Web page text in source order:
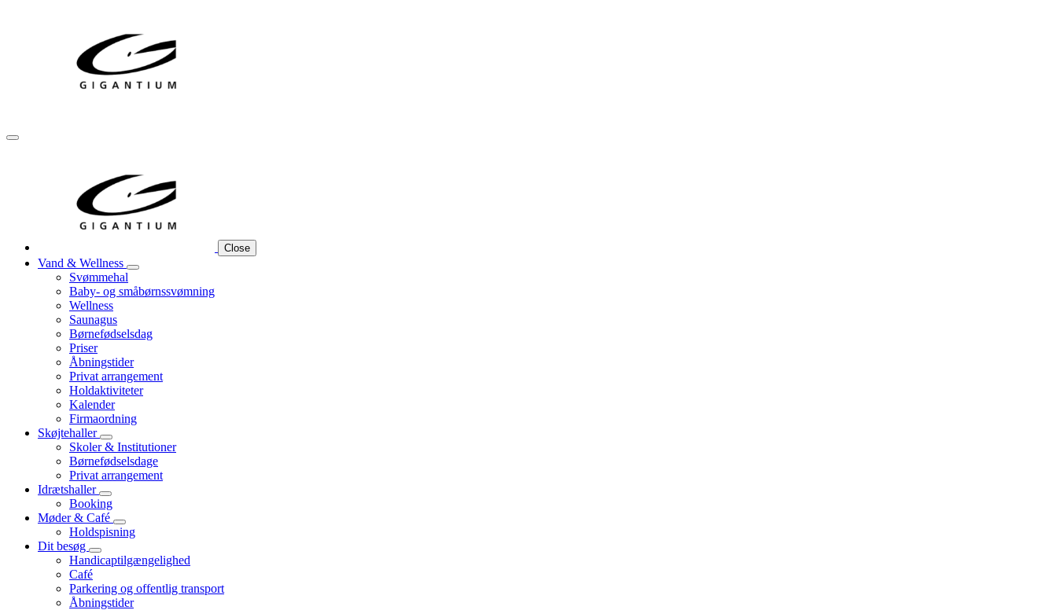
Close
Vand & Wellness
Svømmehal
Baby- og småbørnssvømning
Wellness
Saunagus
Børnefødselsdag
Priser
Åbningstider
Privat arrangement
Holdaktiviteter
Kalender
Firmaordning
Skøjtehaller
Skoler & Institutioner
Børnefødselsdage
Privat arrangement
Idrætshaller
Booking
Møder & Café
Holdspisning
Dit besøg
Handicaptilgængelighed
Café
Parkering og offentlig transport
Åbningstider